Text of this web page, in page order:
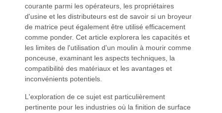
courante parmi les opérateurs, les propriétaires
d'usine et les distributeurs est de savoir si un broyeur
de matrice peut également être utilisé efficacement
comme ponder. Cet article explorera les capacités et
les limites de l'utilisation d'un moulin à mourir comme
ponceuse, examinant les aspects techniques, la
compatibilité des matériaux et les avantages et
inconvénients potentiels.
L'exploration de ce sujet est particulièrement
pertinente pour les industries où la finition de surface